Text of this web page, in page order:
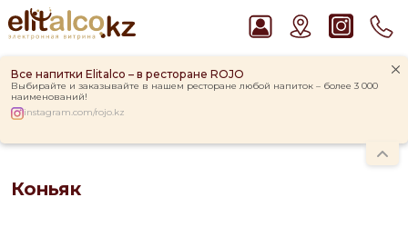
Все напитки Elitalco – в ресторане ROJO
Выбирайте и заказывайте в нашем ресторане любой напиток – более 3 000
наименований!
instagram.com/rojo.kz
Джин Gordon`s London Dry Gin 37,5%
Коньяк